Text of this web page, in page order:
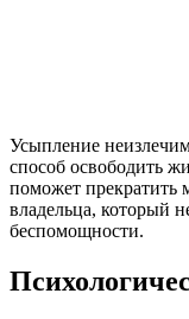
Усыпление
способ освободить
поможет прекратить
владельца, который
беспомощности.